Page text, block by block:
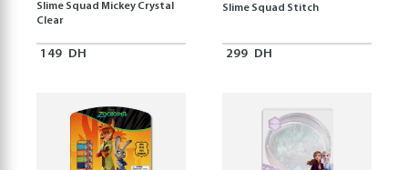
Slime Squad Mickey Crystal
Clear
149 DH
Slime Squad Stitch
299 DH